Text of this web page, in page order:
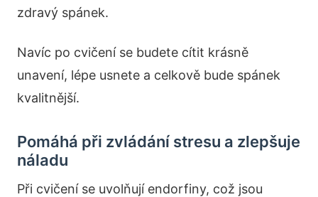
zdravý spánek.
Navíc po cvičení se budete cítit krásně
unavení, lépe usnete a celkově bude spánek
kvalitnější.
Pomáhá při zvládání stresu a zlepšuje
náladu
Při cvičení se uvolňují endorfiny, což jsou